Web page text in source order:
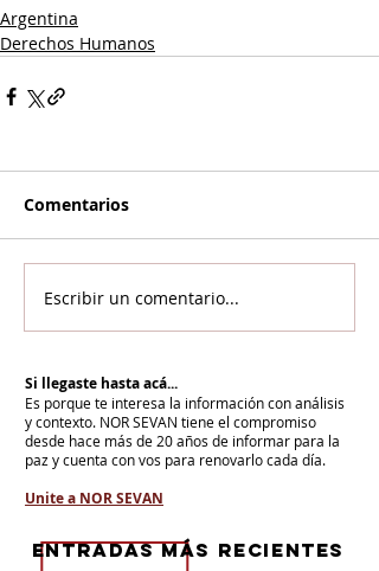
Argentina
Derechos Humanos
Comentarios
Escribir un comentario...
Si llegaste hasta acá...
Es porque te interesa la información con análisis
y contexto. NOR SEVAN tiene el compromiso
desde hace más de 20 años de informar para la
paz y cuenta con vos para renovarlo cada día.
Unite a NOR SEVAN
eNTRADAS MÁS RECIENTES